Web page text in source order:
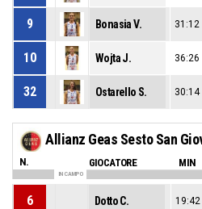
9 Bonasia V. 31:12
10 Wojta J. 36:26
32 Ostarello S. 30:14
Allianz Geas Sesto San
N. GIOCATORE MIN
IN CAMPO
6 Dotto C. 19:42